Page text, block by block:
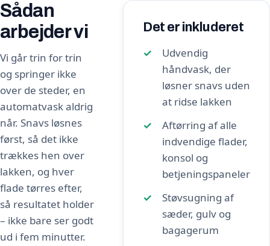
Sådan
arbejder vi
Vi går trin for trin
og springer ikke
over de steder, en
automatvask aldrig
når. Snavs løsnes
først, så det ikke
trækkes hen over
lakken, og hver
flade tørres efter,
så resultatet holder
– ikke bare ser godt
ud i fem minutter.
Det er inkluderet
Udvendig
håndvask, der
løsner snavs uden
at ridse lakken
Aftørring af alle
indvendige flader,
konsol og
betjeningspaneler
Støvsugning af
sæder, gulv og
bagagerum